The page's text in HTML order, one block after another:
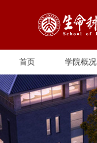
首页 学院概况